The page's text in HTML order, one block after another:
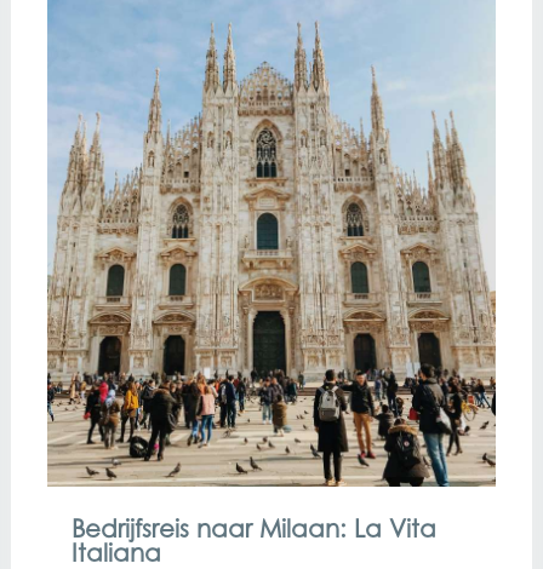
Bedrijfsreis naar Milaan: La Vita
Italiana